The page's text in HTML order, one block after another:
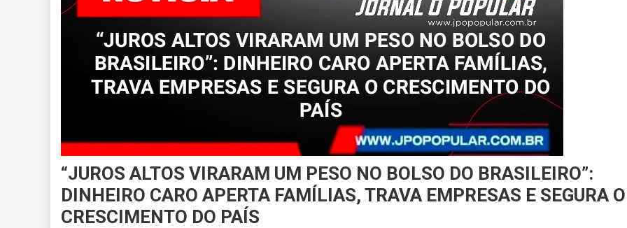
“JUROS ALTOS VIRARAM UM PESO NO BOLSO DO BRASILEIRO”:
DINHEIRO CARO APERTA FAMÍLIAS, TRAVA EMPRESAS E SEGURA O
CRESCIMENTO DO PAÍS